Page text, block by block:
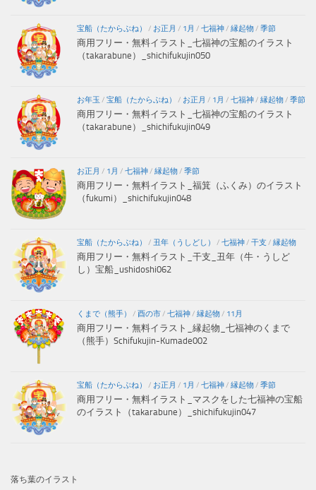
宝船（たからぶね） / お正月 / 1月 / 七福神/ 縁起物/ 季節
商用フリー・無料イラスト_七福神の宝船のイラスト
（takarabune）_shichifukujin050
お年玉 / 宝船（たからぶね） / お正月 / 1月 / 七福神/ 縁起物/ 季節
商用フリー・無料イラスト_七福神の宝船のイラスト
（takarabune）_shichifukujin049
お正月 / 1月 / 七福神/ 縁起物/ 季節
商用フリー・無料イラスト_福箕（ふくみ）のイラスト
（fukumi）_shichifukujin048
宝船（たからぶね） / 丑年（うしどし） / 七福神/ 干支 / 縁起物
商用フリー・無料イラスト_干支_丑年（牛・うしど
し）宝船_ushidoshi062
くまで（熊手） / 酉の市/ 七福神/ 縁起物/ 11月
商用フリー・無料イラスト_縁起物_七福神のくまで
（熊手）Schifukujin-Kumade002
宝船（たからぶね） / お正月 / 1月 / 七福神/ 縁起物/ 季節
商用フリー・無料イラスト_マスクをした七福神の宝船
のイラスト（takarabune）_shichifukujin047
落ち葉のイラスト